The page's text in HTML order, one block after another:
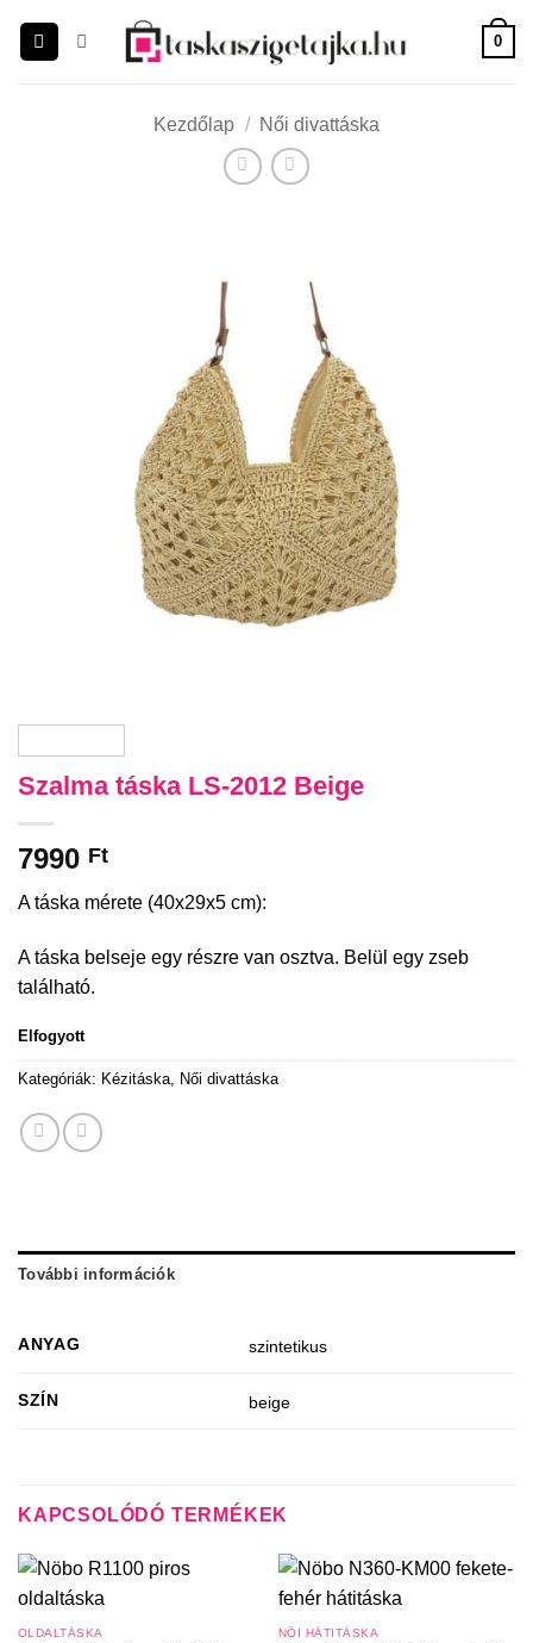
0
Kezdőlap / Női divattáska
Szalma táska LS-2012 Beige
7990 Ft
A táska mérete (40x29x5 cm):
A táska belseje egy részre van osztva. Belül egy zseb
található.
Elfogyott
Kategóriák: Kézitáska, Női divattáska
További információk
ANYAG szintetikus
SZÍN beige
KAPCSOLÓDÓ TERMÉKEK
OLDALTÁSKA NŐI HÁTITÁSKA